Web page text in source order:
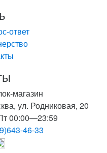
ответ
магазин
ул. Родниковая, 20
00:00—23:59
46-33